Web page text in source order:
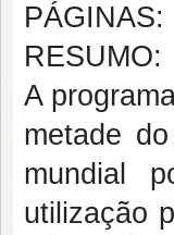
PÁGINAS:
RESUMO:
A
metade
mundial
utilização